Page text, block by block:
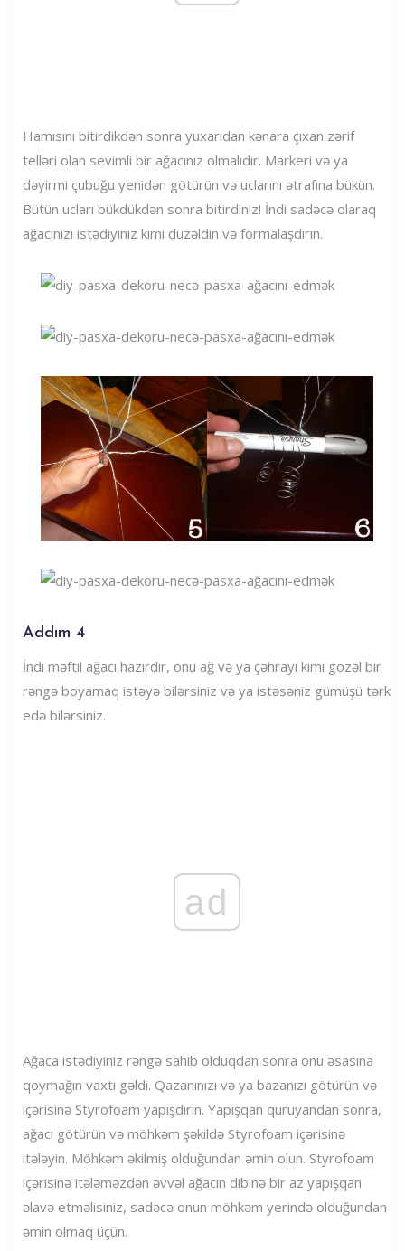
Hamısını bitirdikdən sonra yuxarıdan kənara çıxan zərif
telləri olan sevimli bir ağacınız olmalıdır. Markeri və ya
dəyirmi çubuğu yenidən götürün və uclarını ətrafına bükün.
Bütün ucları bükdükdən sonra bitirdiniz! İndi sadəcə olaraq
ağacınızı istədiyiniz kimi düzəldin və formalaşdırın.
Addım 4
İndi məftil ağacı hazırdır, onu ağ və ya çəhrayı kimi gözəl bir
rəngə boyamaq istəyə bilərsiniz və ya istəsəniz gümüşü tərk
edə bilərsiniz.
ad
Ağaca istədiyiniz rəngə sahib olduqdan sonra onu əsasına
qoymağın vaxtı gəldi. Qazanınızı və ya bazanızı götürün və
içərisinə Styrofoam yapışdırın. Yapışqan quruyandan sonra,
ağacı götürün və möhkəm şəkildə Styrofoam içərisinə
itələyin. Möhkəm əkilmiş olduğundan əmin olun. Styrofoam
içərisinə itələməzdən əvvəl ağacın dibinə bir az yapışqan
əlavə etməlisiniz, sadəcə onun möhkəm yerində olduğundan
əmin olmaq üçün.